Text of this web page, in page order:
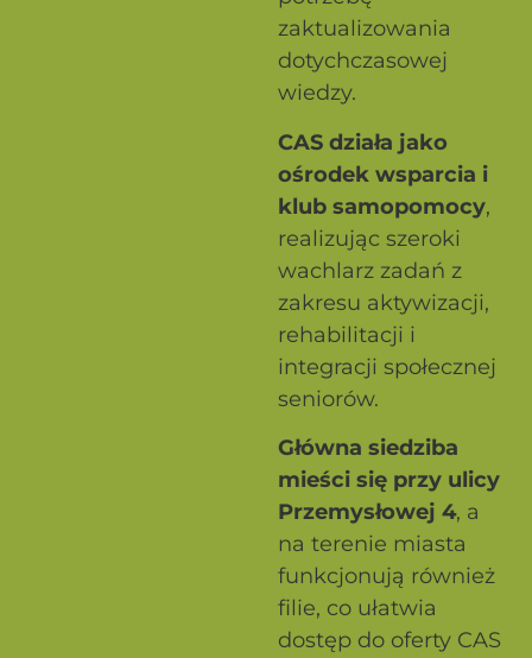
zaktualizowania
dotychczasowej
wiedzy.
CAS działa jako
ośrodek wsparcia i
klub samopomocy,
realizując szeroki
wachlarz zadań z
zakresu aktywizacji,
rehabilitacji i
integracji społecznej
seniorów.
Główna siedziba
mieści się przy ulicy
Przemysłowej 4, a
na terenie miasta
funkcjonują również
filie, co ułatwia
dostęp do oferty CAS